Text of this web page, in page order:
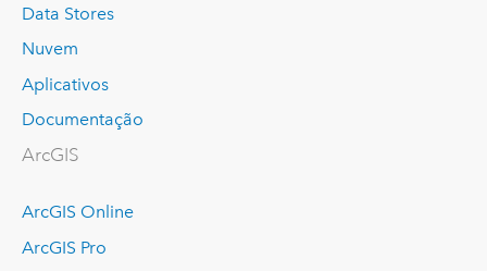
Data Stores
Nuvem
Aplicativos
Documentação
ArcGIS
ArcGIS Online
ArcGIS Pro